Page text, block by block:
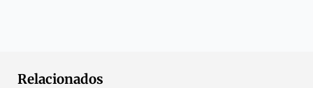
Relacionados